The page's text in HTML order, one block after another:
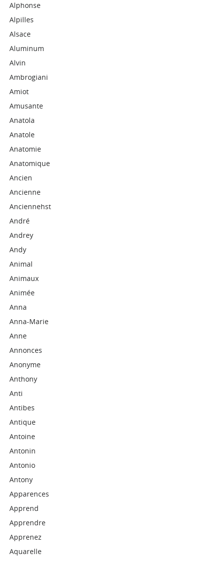
Alphonse
Alpilles
Alsace
Aluminum
Alvin
Ambrogiani
Amiot
Amusante
Anatola
Anatole
Anatomie
Anatomique
Ancien
Ancienne
Anciennehst
André
Andrey
Andy
Animal
Animaux
Animée
Anna
Anna-Marie
Anne
Annonces
Anonyme
Anthony
Anti
Antibes
Antique
Antoine
Antonin
Antonio
Antony
Apparences
Apprend
Apprendre
Apprenez
Aquarelle